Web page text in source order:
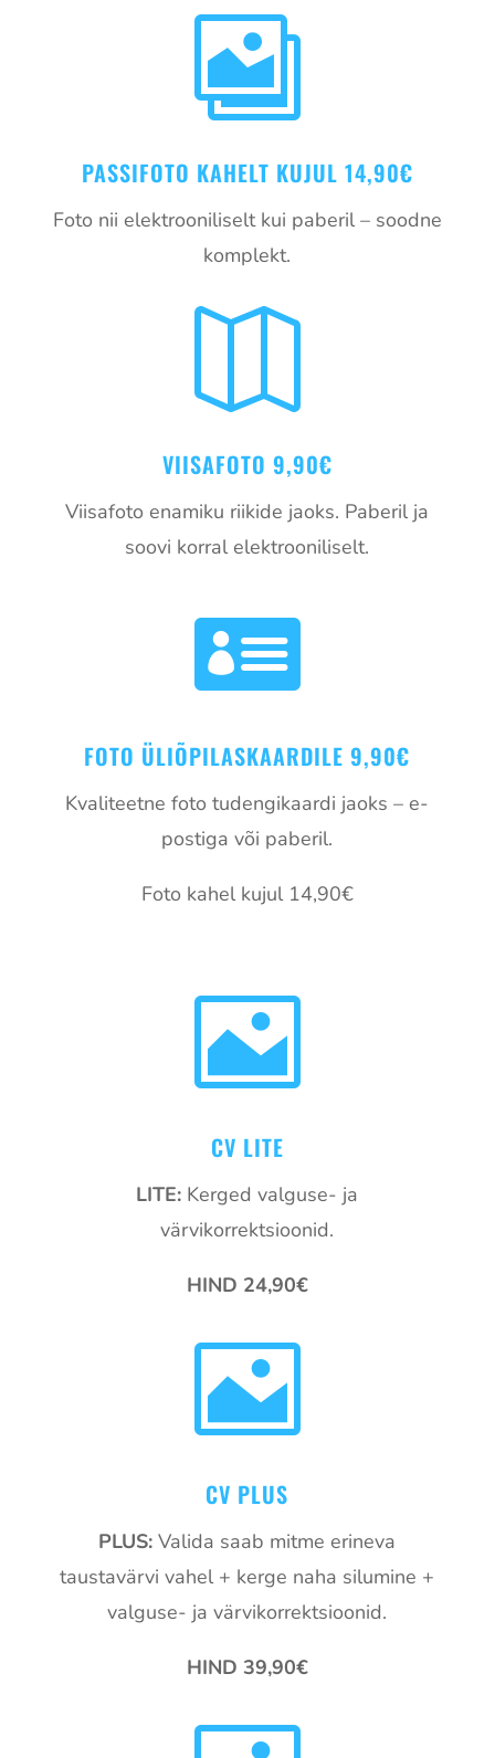

PASSIFOTO KAHELT KUJUL 14,90€
Foto nii elektrooniliselt kui paberil – soodne
komplekt.

VIISAFOTO 9,90€
Viisafoto enamiku riikide jaoks. Paberil ja
soovi korral elektrooniliselt.

FOTO ÜLIÕPILASKAARDILE 9,90€
Kvaliteetne foto tudengikaardi jaoks – e-
postiga või paberil.
Foto kahel kujul 14,90€

CV LITE
LITE: Kerged valguse- ja
värvikorrektsioonid.
HIND 24,90€

CV PLUS
PLUS:Valida saab mitme erineva
taustavärvi vahel + kerge naha silumine +
valguse- ja värvikorrektsioonid.
HIND 39,90€